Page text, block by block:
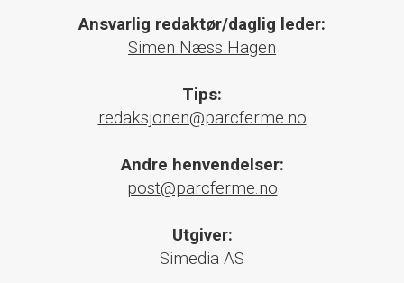
Ansvarlig redaktør/daglig leder:
Simen Næss Hagen
Tips:
redaksjonen@parcferme.no
Andre henvendelser:
post@parcferme.no
Utgiver:
Simedia AS